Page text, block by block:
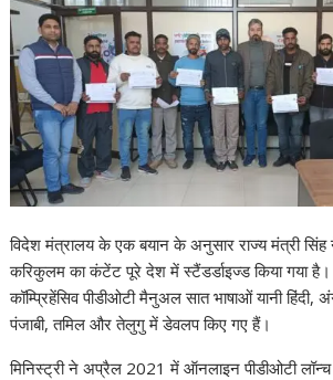
विदेश मंत्रालय के एक बयान के अनुसार राज्य मंत्री सिंह
करिकुलम का कंटेंट पूरे देश में स्टैंडर्डाइज्ड किया गया
कॉम्प्रिहेंसिव पीडीओटी मैनुअल सात भाषाओं यानी हिंदी,
पंजाबी, तमिल और तेलुगु में डेवलप किए गए हैं।
मिनिस्ट्री ने अप्रैल 2021 में ऑनलाइन पीडीओटी लॉन्च